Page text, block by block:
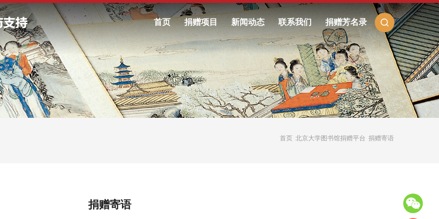
首页 捐赠项目 新闻动态 联系我们 捐赠芳名录
首页 北京大学图书馆捐赠平台 捐赠寄语
捐赠寄语